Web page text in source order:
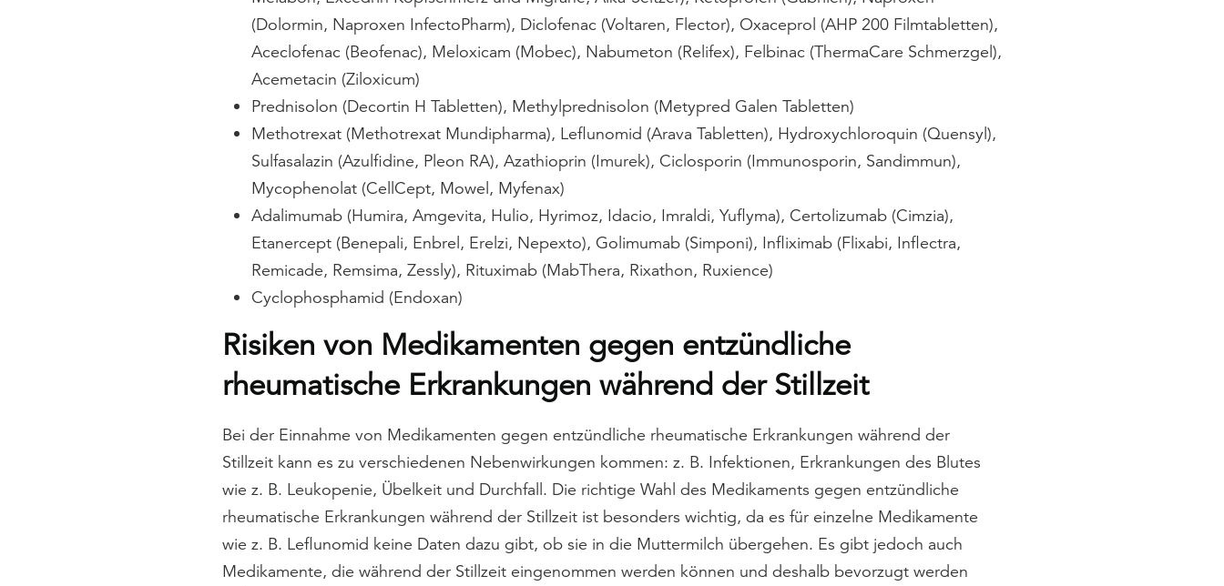
(Dolormin, Naproxen InfectoPharm), Diclofenac (Voltaren, Flector), Oxaceprol (AHP 200 Filmtabletten),
Aceclofenac (Beofenac), Meloxicam (Mobec), Nabumeton (Relifex), Felbinac (ThermaCare Schmerzgel),
Acemetacin (Ziloxicum)
Prednisolon (Decortin H Tabletten), Methylprednisolon (Metypred Galen Tabletten)
Methotrexat (Methotrexat Mundipharma), Leflunomid (Arava Tabletten), Hydroxychloroquin (Quensyl),
Sulfasalazin (Azulfidine, Pleon RA), Azathioprin (Imurek), Ciclosporin (Immunosporin, Sandimmun),
Mycophenolat (CellCept, Mowel, Myfenax)
Adalimumab (Humira, Amgevita, Hulio, Hyrimoz, Idacio, Imraldi, Yuflyma), Certolizumab (Cimzia),
Etanercept (Benepali, Enbrel, Erelzi, Nepexto), Golimumab (Simponi), Infliximab (Flixabi, Inflectra,
Remicade, Remsima, Zessly), Rituximab (MabThera, Rixathon, Ruxience)
Cyclophosphamid (Endoxan)
Risiken von Medikamenten gegen entzündliche
rheumatische Erkrankungen während der Stillzeit
Bei der Einnahme von Medikamenten gegen entzündliche rheumatische Erkrankungen während der
Stillzeit kann es zu verschiedenen Nebenwirkungen kommen: z. B. Infektionen, Erkrankungen des Blutes
wie z. B. Leukopenie, Übelkeit und Durchfall. Die richtige Wahl des Medikaments gegen entzündliche
rheumatische Erkrankungen während der Stillzeit ist besonders wichtig, da es für einzelne Medikamente
wie z. B. Leflunomid keine Daten dazu gibt, ob sie in die Muttermilch übergehen. Es gibt jedoch auch
Medikamente, die während der Stillzeit eingenommen werden können und deshalb bevorzugt werden